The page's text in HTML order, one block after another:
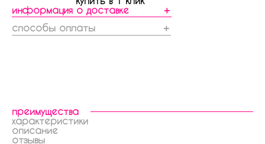
информация о доставке
＋
способы оплаты
＋
преимущества
характеристики
описание
отзывы